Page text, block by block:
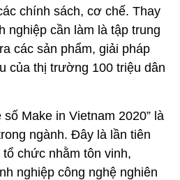
chính sách, cơ chế. Thay
nghiệp cần làm là tập trung
các sản phẩm, giải pháp
của thị trường 100 triệu dân
Make in Vietnam 2020” là
ngành. Đây là lần tiên
chức nhằm tôn vinh,
nghiệp công nghệ nghiên